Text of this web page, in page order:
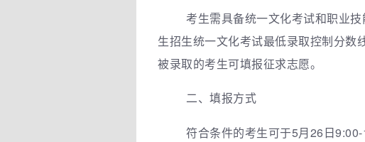
考生需具备统一文化考试和职业
生招生统一文化考试最低录取控制分数
被录取的考生可填报征求志愿。
二、填报方式
符合条件的考生可于5月26日